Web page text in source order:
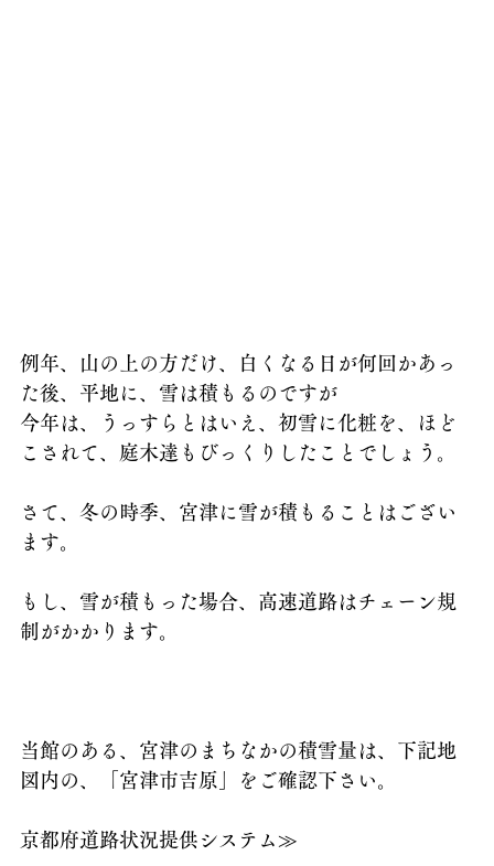
例年、山の上の方だけ、白くなる日が何回かあっ
た後、平地に、雪は積もるのですが
今年は、うっすらとはいえ、初雪に化粧を、ほど
こされて、庭木達もびっくりしたことでしょう。
さて、冬の時季、宮津に雪が積もることはござい
ます。
もし、雪が積もった場合、高速道路はチェーン規
制がかかります。
当館のある、宮津のまちなかの積雪量は、下記地
図内の、「宮津市吉原」をご確認下さい。
京都府道路状況提供システム≫